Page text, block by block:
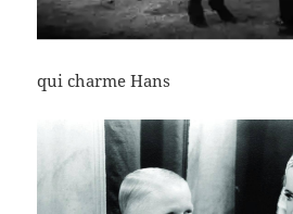
qui charme Hans